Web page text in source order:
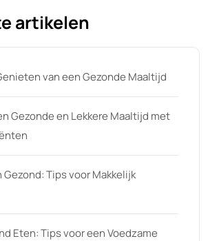
artikelen
van een Gezonde Maaltijd
Gezonde en Lekkere Maaltijd met
Tips voor Makkelijk
Eten: Tips voor een Voedzame